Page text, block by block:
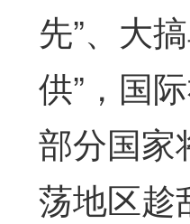
先”、大
供”，国
部分国家
荡地区趁